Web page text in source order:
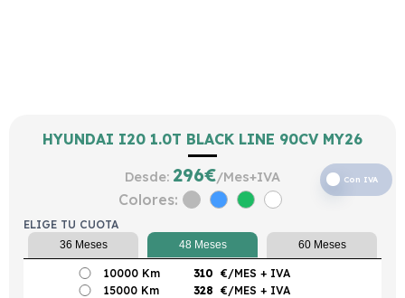
HYUNDAI I20 1.0T BLACK LINE 90CV MY26
Desde: 296€/Mes+IVA Con IVA
Colores:
ELIGE TU CUOTA
36 Meses 48 Meses 60 Meses
10000 Km 310 €/MES + IVA
15000 Km
328 €/MES + IVA